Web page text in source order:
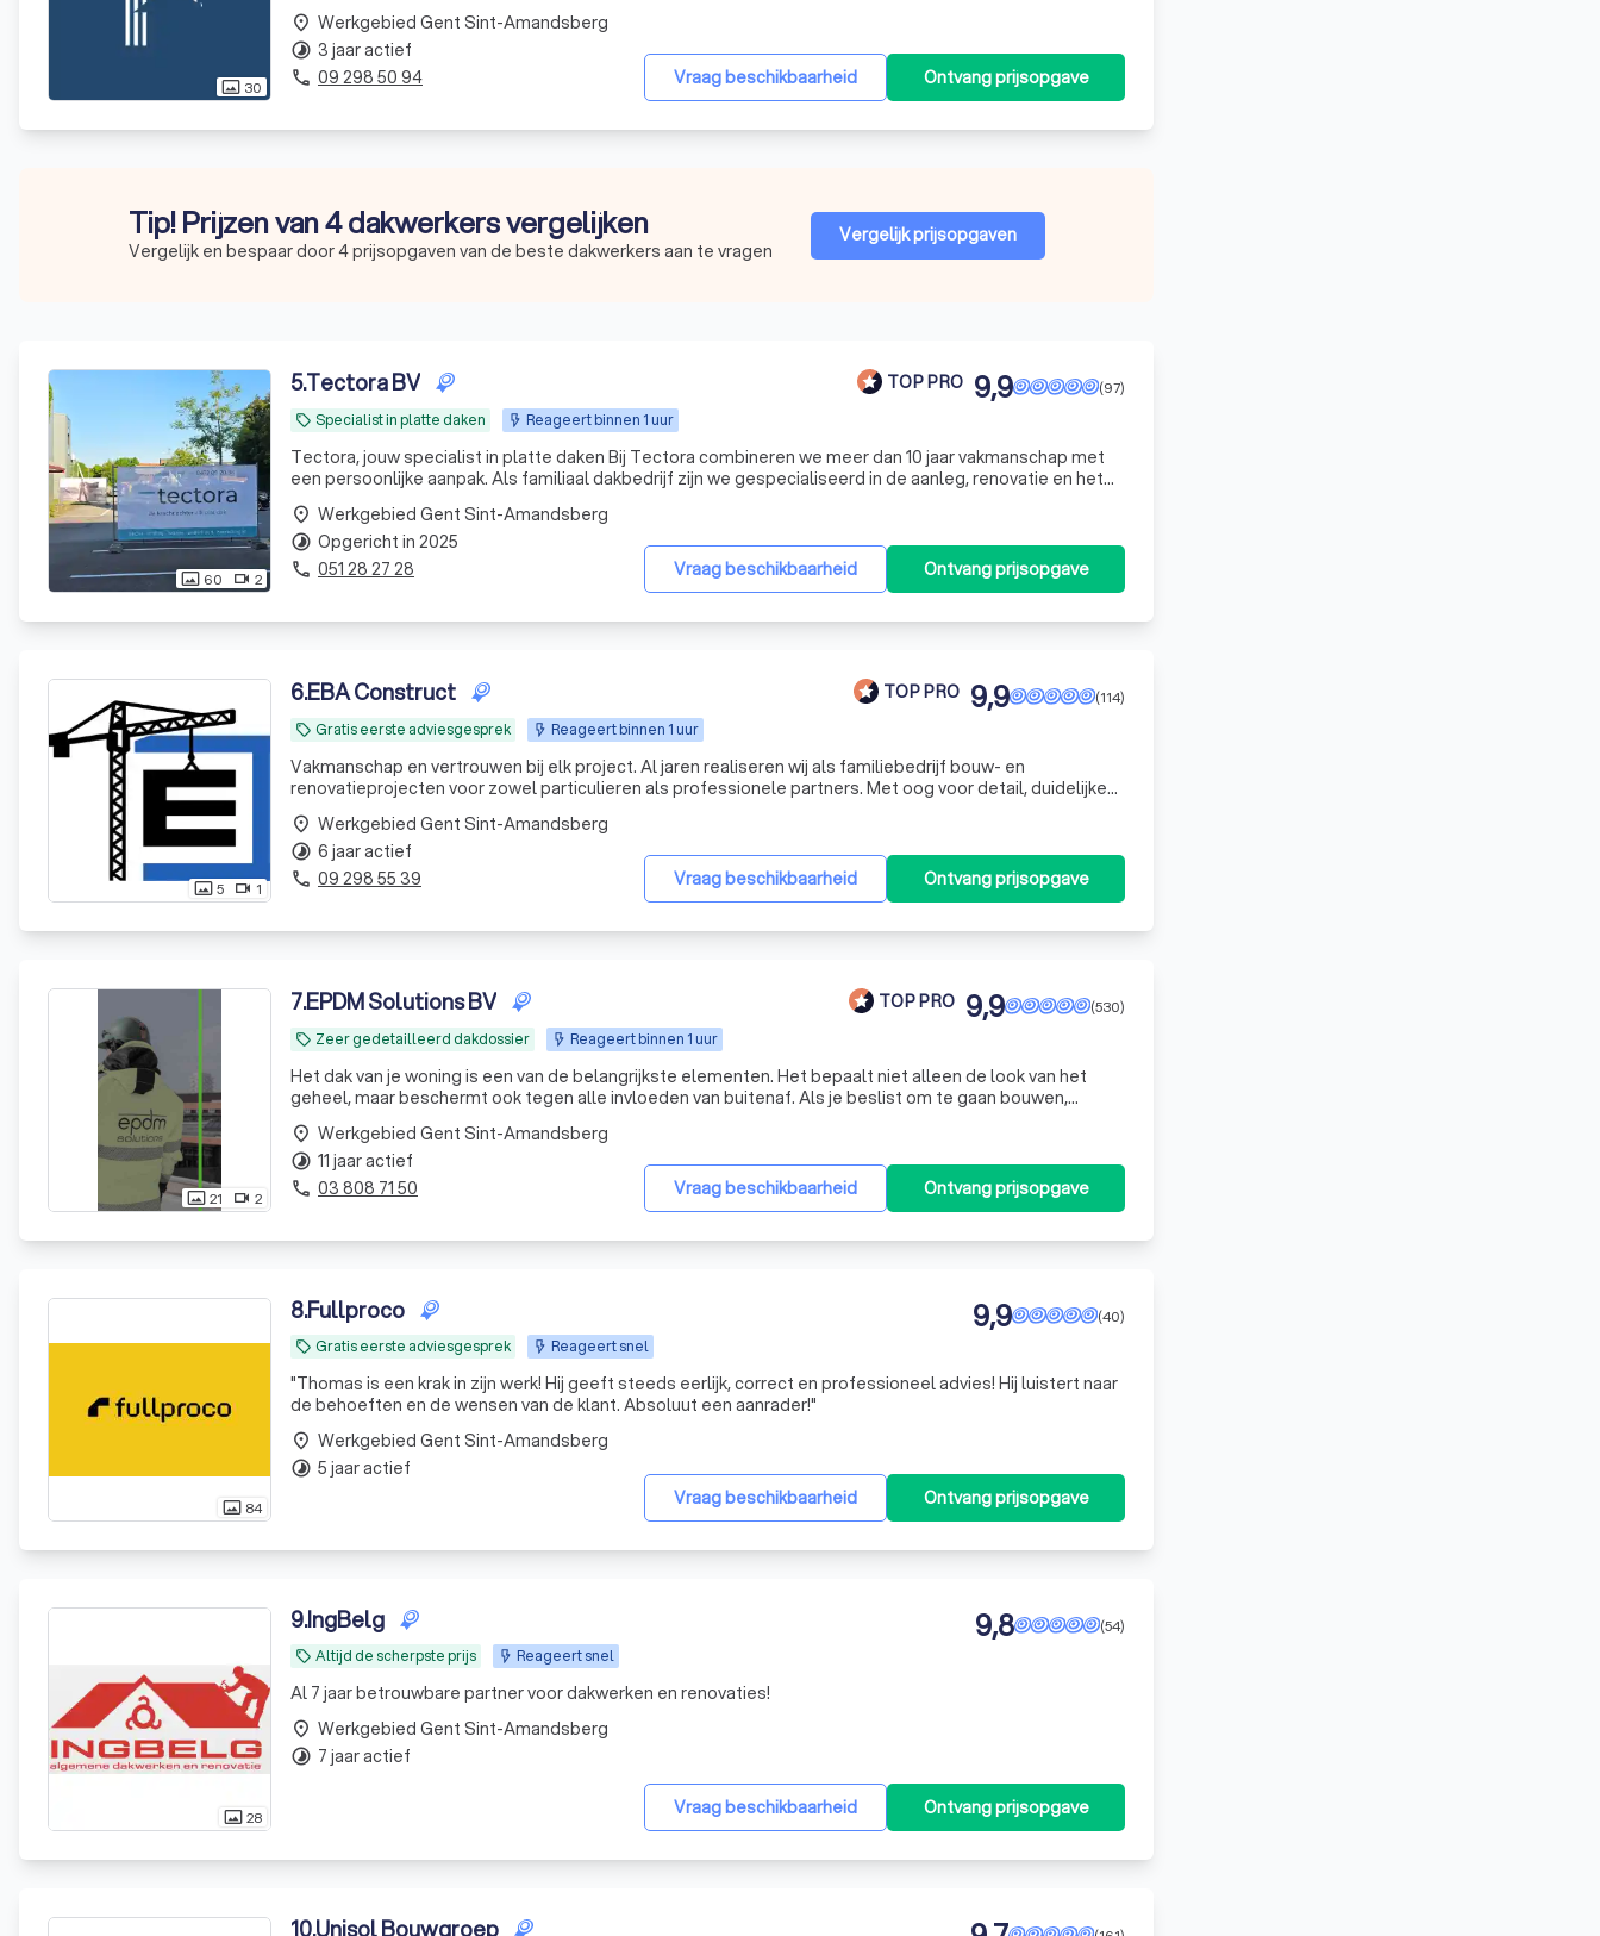
photo_size_select_actual 30 Vraag beschikbaarheid Ontvang prijsopgave
place Werkgebied Gent Sint-Amandsberg
timelapse 3 jaar actief
phone 09 298 50 94
Tip! Prijzen van 4 dakwerkers vergelijken
Vergelijk en bespaar door 4 prijsopgaven van de beste dakwerkers aan te vragen
Vergelijk prijsopgaven
photo_size_select_actual 60 videocam 2
5.Tectora BV TOP PRO
local_offer Specialist in platte daken Reageert binnen 1 uur
(97)
9,9
Tectora, jouw specialist in platte daken Bij Tectora combineren we meer dan 10 jaar vakmanschap met
een persoonlijke aanpak. Als familiaal dakbedrijf zijn we gespecialiseerd in de aanleg, renovatie en het
Vraag beschikbaarheid Ontvang prijsopgave
place Werkgebied Gent Sint-Amandsberg
timelapse Opgericht in 2025
phone 051 28 27 28
photo_size_select_actual5 videocam 1
6.EBA Construct TOP PRO
local_offer Gratis eerste adviesgesprek Reageert binnen 1 uur
(114)
9,9
Vakmanschap en vertrouwen bij elk project. Al jaren realiseren wij als familiebedrijf bouw- en
renovatieprojecten voor zowel particulieren als professionele partners. Met oog voor detail, duidelijke
communicatie en een efficiënte uitvoering zorgen wij voor duurzame resultaten waar onze klanten op k
Vraag beschikbaarheid Ontvang prijsopgave
place Werkgebied Gent Sint-Amandsberg
timelapse 6 jaar actief
phone 09 298 55 39
photo_size_select_actual21 videocam 2
7.EPDM Solutions BV TOP PRO
local_offer Zeer gedetailleerd dakdossier Reageert binnen 1 uur
(530)
9,9
Het dak van je woning is een van de belangrijkste elementen. Het bepaalt niet alleen de look van het
geheel, maar beschermt ook tegen alle invloeden van buitenaf. Als je beslist om te gaan bouwen,
verbouwen, bijbouwen, aanbouwen, opbouwen,… ga je dus beter in zee met een specialist ter zake.
EPDM
Vraag beschikbaarheid
Ontvang prijsopgave
place Werkgebied Gent Sint-Amandsberg
timelapse 11 jaar actief
phone 03 808 71 50
photo_size_select_actual 84
8.Fullproco
local_offer Gratis eerste adviesgesprek Reageert snel
(40)
9,9
"Thomas is een krak in zijn werk! Hij geeft steeds eerlijk, correct en professioneel advies! Hij luistert naar
de behoeften en de wensen van de klant. Absoluut een aanrader!"
Vraag beschikbaarheid Ontvang prijsopgave
place Werkgebied Gent Sint-Amandsberg
timelapse 5 jaar actief
photo_size_select_actual28
9.IngBelg
local_offer Altijd de scherpste prijs Reageert snel
(54)
9,8
Al 7 jaar betrouwbare partner voor dakwerken en renovaties!
Vraag beschikbaarheid Ontvang prijsopgave
place Werkgebied Gent Sint-Amandsberg
timelapse 7 jaar actief
10.Unisol Bouwgroep